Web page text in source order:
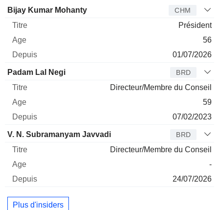
Administrateur Titre Age
Bijay Kumar Mohanty CHM
Président
56
01/07/2026
Padam Lal Negi BRD
Directeur/Membre du Conseil
59
07/02/2023
V. N. Subramanyam Javvadi BRD
Directeur/Membre du Conseil
-
24/07/2026
Plus d'insiders